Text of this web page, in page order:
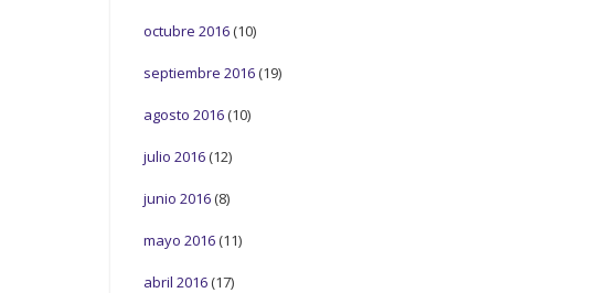
octubre 2016 (10)
septiembre 2016 (19)
agosto 2016 (10)
julio 2016 (12)
junio 2016 (8)
mayo 2016 (11)
abril 2016 (17)